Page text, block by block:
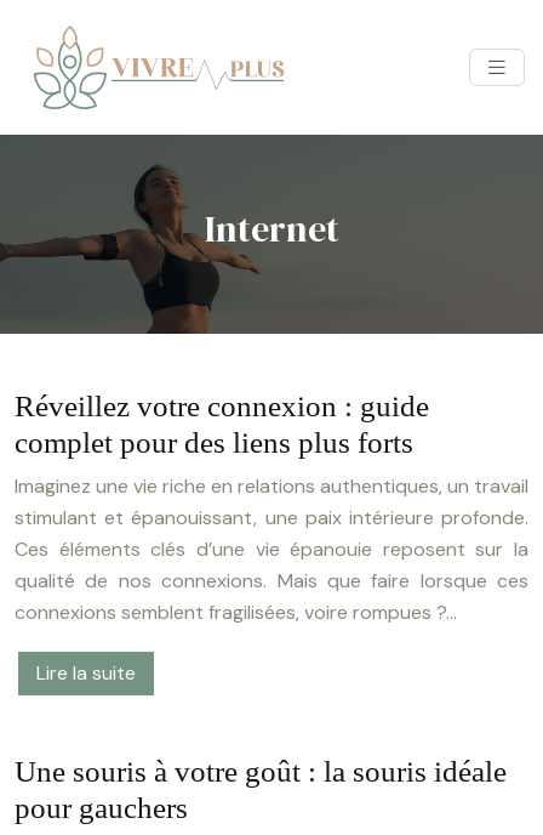
Internet
Réveillez votre connexion : guide
complet pour des liens plus forts
Imaginez une vie riche en relations authentiques, un travail
stimulant et épanouissant, une paix intérieure profonde.
Ces éléments clés d’une vie épanouie reposent sur la
qualité de nos connexions. Mais que faire lorsque ces
connexions semblent fragilisées, voire rompues ?…
Lire la suite
Une souris à votre goût : la souris idéale
pour gauchers